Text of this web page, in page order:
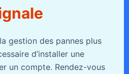
gestion des pannes plus
d’installer une
un compte. Rendez-vous